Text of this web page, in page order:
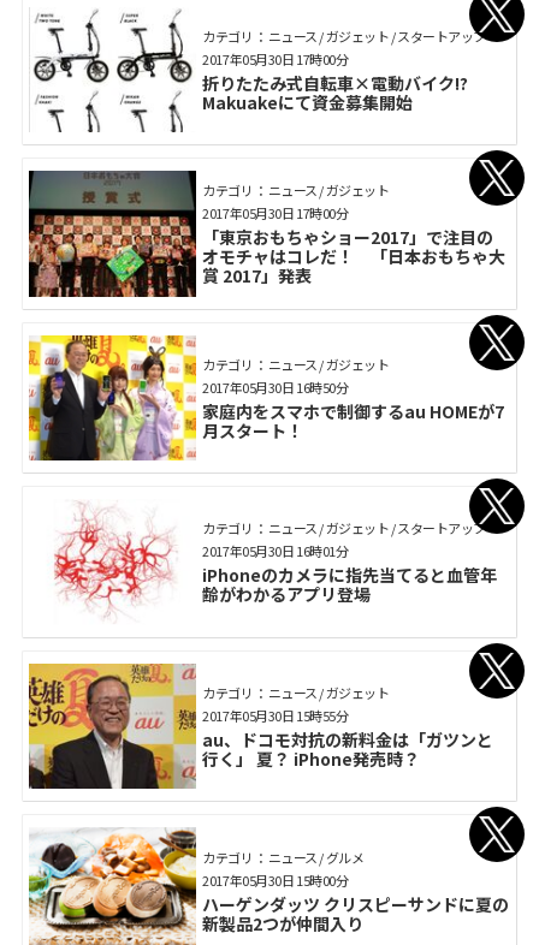
カテゴリ： ニュース / ガジェット / スタートアップ
折りたたみ式自転車×電動バイク!?
Makuakeにて資金募集開始
2017年05月30日 17時00分
カテゴリ： ニュース / ガジェット
「東京おもちゃショー2017」で注目の
オモチャはコレだ！ 「日本おもちゃ大
賞 2017」発表
2017年05月30日 17時00分
カテゴリ： ニュース / ガジェット
家庭内をスマホで制御するau HOMEが7
月スタート！
2017年05月30日 16時50分
カテゴリ： ニュース / ガジェット / スタートアップ
iPhoneのカメラに指先当てると血管年
齢がわかるアプリ登場
2017年05月30日 16時01分
カテゴリ： ニュース / ガジェット
au、ドコモ対抗の新料金は「ガツンと
行く」 夏？ iPhone発売時？
2017年05月30日 15時55分
カテゴリ： ニュース / グルメ
ハーゲンダッツ クリスピーサンドに夏の
新製品2つが仲間入り
2017年05月30日 15時00分